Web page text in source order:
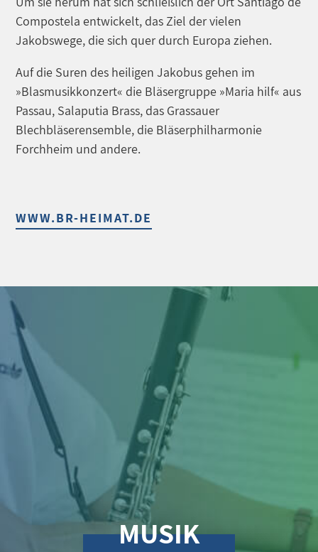
Compostela entwickelt, das Ziel der vielen
Jakobswege, die sich quer durch Europa ziehen.
Auf die Suren des heiligen Jakobus gehen im
»Blasmusikkonzert« die Bläsergruppe »Maria hilf« aus
Passau, Salaputia Brass, das Grassauer
Blechbläserensemble, die Bläserphilharmonie
Forchheim und andere.
WWW.BR-HEIMAT.DE
MUSIK